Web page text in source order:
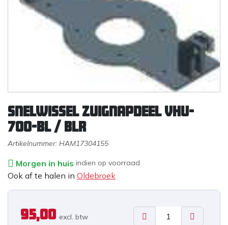
Snelwissel zuignapdeel VHU-
700-BL / BLR
Artikelnummer: HAM17304155
Morgen in huis indien op voorraad
Ook af te halen in Oldebroek
95,00 excl. btw